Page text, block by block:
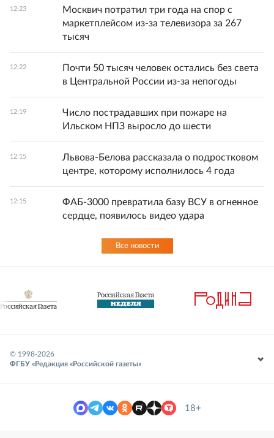
12:23
Москвич потратил три года на спор с
маркетплейсом из-за телевизора за 267
тысяч
12:22
Почти 50 тысяч человек остались без света
в Центральной России из-за непогоды
12:19
Число пострадавших при пожаре на
Ильском НПЗ выросло до шести
12:15
Львова-Белова рассказала о подростковом
центре, которому исполнилось 4 года
12:15
ФАБ-3000 превратила базу ВСУ в огненное
сердце, появилось видео удара
Все новости
© 1998-2026
ФГБУ «Редакция «Российской газеты»
18+